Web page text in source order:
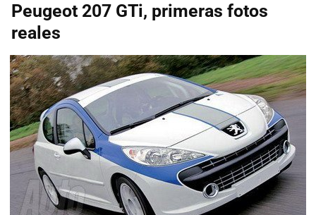
Peugeot 207 GTi, primeras fotos
reales